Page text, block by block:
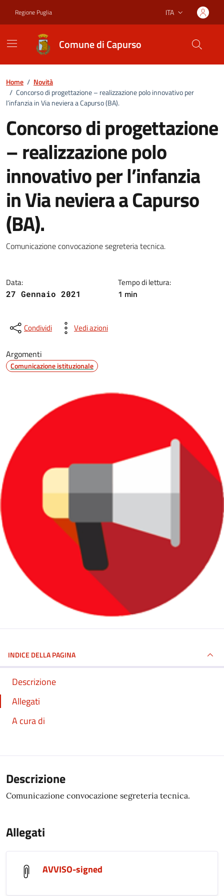
Regione Puglia Lingua attiva:
ITA
Comune di Capurso
Home / Novità
/ Concorso di progettazione – realizzazione polo innovativo per
l’infanzia in Via neviera a Capurso (BA).
Concorso di progettazione
– realizzazione polo
innovativo per l’infanzia
in Via neviera a Capurso
(BA).
Dettagli della notizia
Comunicazione convocazione segreteria tecnica.
Data:
27 Gennaio 2021
Tempo di lettura:
1 min
Condividi Vedi azioni
Argomenti
Comunicazione istituzionale
INDICE DELLA PAGINA
Descrizione
Allegati
A cura di
Descrizione
Comunicazione convocazione segreteria tecnica.
Allegati
AVVISO-signed